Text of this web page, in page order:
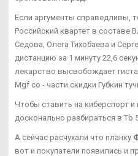
Если аргументы справедливы,
Российский квартет в составе
Седова, Олега Тихобаева и
дистанцию за 1 минуту 22,6
лекарство высвобождает
Mgf со - части скидки Губкин
Чтобы ставить на киберспорт
досконально разбираться в Tb
А сейчас расчухали что планку
вот и покупатели появились и